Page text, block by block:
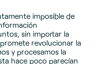
imposible de
sin importar la
promete revolucionar la
y procesamos la
hace poco parecían